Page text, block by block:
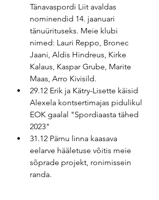
Tänavaspordi Liit avaldas
nominendid 14. jaanuari
tänuürituseks. Meie klubi
nimed: Lauri Reppo, Bronec
Jaani, Aldis Hindreus, Kirke
Kalaus, Kaspar Grube, Marite
Maas, Arro Kivisild.
29.12 Erik ja Kätry-Lisette käisid
Alexela kontsertimajas pidulikul
EOK gaalal "Spordiaasta tähed
2023"
31.12 Pärnu linna kaasava
eelarve hääletuse võitis meie
sõprade projekt, ronimissein
randa.